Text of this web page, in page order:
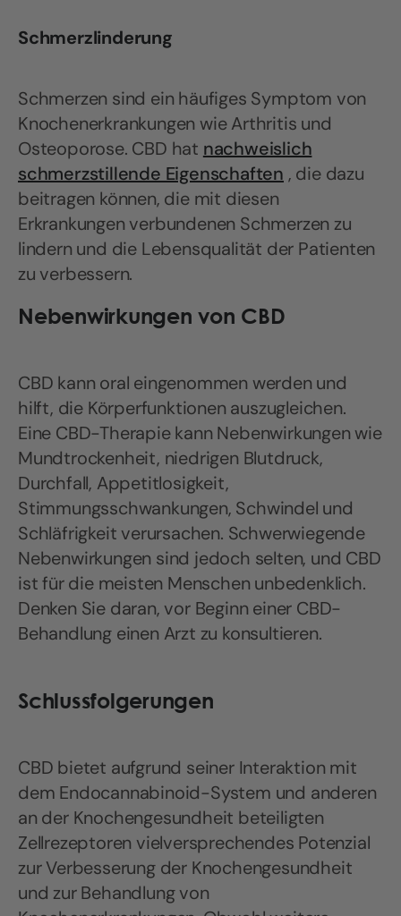
Schmerzlinderung
Schmerzen sind ein häufiges Symptom von
Knochenerkrankungen wie Arthritis und
Osteoporose. CBD hat nachweislich
schmerzstillende Eigenschaften , die dazu
beitragen können, die mit diesen
Erkrankungen verbundenen Schmerzen zu
lindern und die Lebensqualität der Patienten
zu verbessern.
Nebenwirkungen von CBD
CBD kann oral eingenommen werden und
hilft, die Körperfunktionen auszugleichen.
Eine CBD-Therapie kann Nebenwirkungen wie
Mundtrockenheit, niedrigen Blutdruck,
Durchfall, Appetitlosigkeit,
Stimmungsschwankungen, Schwindel und
Schläfrigkeit verursachen. Schwerwiegende
Nebenwirkungen sind jedoch selten, und CBD
ist für die meisten Menschen unbedenklich.
Denken Sie daran, vor Beginn einer CBD-
Behandlung einen Arzt zu konsultieren.
Schlussfolgerungen
CBD bietet aufgrund seiner Interaktion mit
dem Endocannabinoid-System und anderen
an der Knochengesundheit beteiligten
Zellrezeptoren vielversprechendes Potenzial
zur Verbesserung der Knochengesundheit
und zur Behandlung von